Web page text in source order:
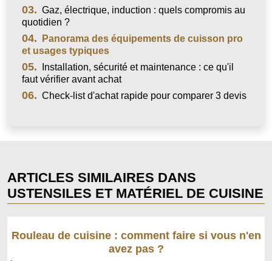
03. Gaz, électrique, induction : quels compromis au
quotidien ?
04.
Panorama des équipements de cuisson pro
et usages typiques
05.
Installation, sécurité et maintenance : ce qu'il
faut vérifier avant achat
06. Check-list d'achat rapide pour comparer 3 devis
ARTICLES SIMILAIRES DANS
USTENSILES ET MATÉRIEL DE CUISINE
Rouleau de cuisine : comment faire si vous n'en
avez pas ?